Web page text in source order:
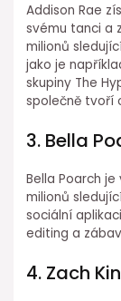
Addison Rae
svému tanci a
milionů
jako je
skupiny The
společně tvoří
3. Bella
Bella Poarch
milionů
sociální
editing a
4. Zach